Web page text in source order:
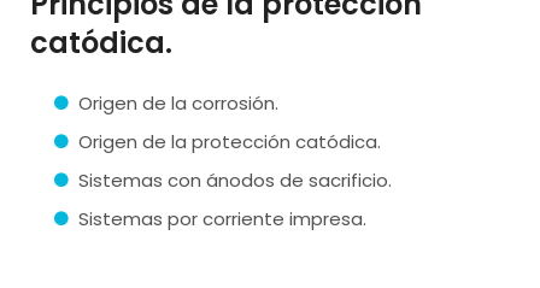
catódica.
Origen de la corrosión.
Origen de la protección catódica.
Sistemas con ánodos de sacrificio.
Sistemas por corriente impresa.